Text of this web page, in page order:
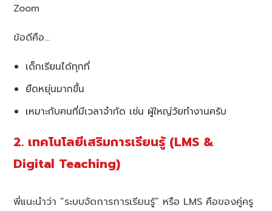
Zoom
ข้อดีคือ…
เด็กเรียนได้ทุกที่
ยืดหยุ่นมากขึ้น
เหมาะกับคนที่มีเวลาจำกัด เช่น ผู้ใหญ่วัยทำงานครับ
2. เทคโนโลยีเสริมการเรียนรู้ (LMS &
Digital Teaching)
พี่แนะนำว่า “ระบบจัดการการเรียนรู้” หรือ LMS คือของคู่ครู